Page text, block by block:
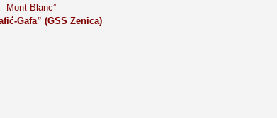
Mont Blanc”
Gafa” (GSS Zenica)